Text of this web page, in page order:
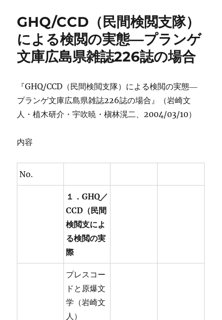
ー
GHQ/CCD（民間検閲支隊）
による検閲の実態―プランゲ
文庫広島県雑誌226誌の場合
『GHQ/CCD（民間検閲支隊）による検閲の実態―
プランゲ文庫広島県雑誌226誌の場合』（岩崎文
人・植木研介・宇吹暁・槇林滉二、2004/03/10）
内容
No.
１．GHQ／
CCD（民間
検閲支によ
る検閲の実
際
プレスコー
ドと原爆文
学（岩崎文
人）